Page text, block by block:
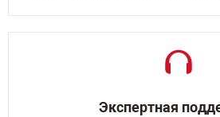
Экспертная